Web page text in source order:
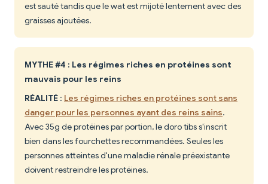
est sauté tandis que le wat est mijoté lentement avec des
graisses ajoutées.
MYTHE #4 : Les régimes riches en protéines sont
mauvais pour les reins
RÉALITÉ : Les régimes riches en protéines sont sans
danger pour les personnes ayant des reins sains.
Avec 35g de protéines par portion, le doro tibs s'inscrit
bien dans les fourchettes recommandées. Seules les
personnes atteintes d'une maladie rénale préexistante
doivent restreindre les protéines.